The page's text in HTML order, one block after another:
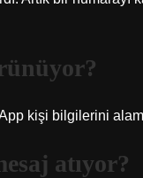
kişi bilgilerini
atıyor?